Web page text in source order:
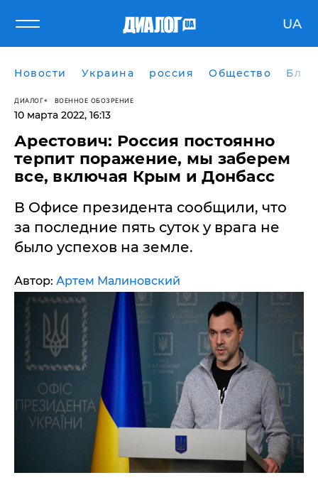
UA
Новости Украина россия Общество
ДИАЛОГ ВОЕННОЕ ОБОЗРЕНИЕ
10 марта 2022, 16:13
Арестович: Россия постоянно
терпит поражение, мы заберем
все, включая Крым и Донбасс
В Офисе президента сообщили, что
за последние пять суток у врага не
было успехов на земле.
Автор: Артем Малиновский